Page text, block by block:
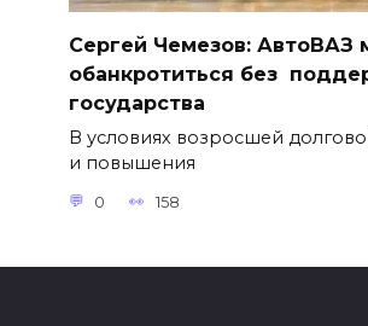
Сергей Чемезов: АвтоВАЗ
обанкротиться без
государства
В условиях возросшей
и повышения
0 158